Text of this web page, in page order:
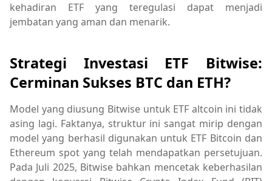
kehadiran ETF yang teregulasi dapat menjadi
jembatan yang aman dan menarik.
Strategi Investasi ETF Bitwise:
Cerminan Sukses BTC dan ETH?
Model yang diusung Bitwise untuk ETF altcoin ini tidak
asing lagi. Faktanya, struktur ini sangat mirip dengan
model yang berhasil digunakan untuk ETF Bitcoin dan
Ethereum spot yang telah mendapatkan persetujuan.
Pada Juli 2025, Bitwise bahkan mencetak keberhasilan